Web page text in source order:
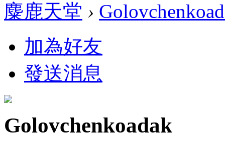
麋鹿天堂 ›
加為好友
發送消息
Golovchenkoadak